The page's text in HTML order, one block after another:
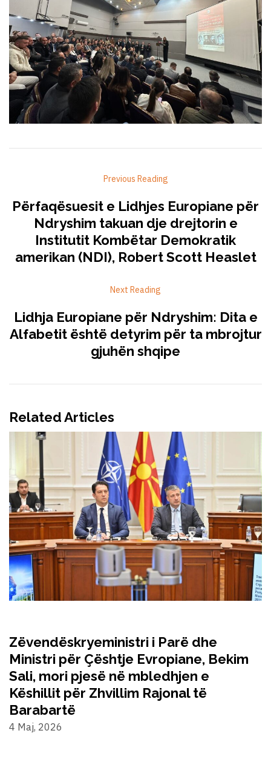
Previous Reading
Përfaqësuesit e Lidhjes Europiane për
Ndryshim takuan dje drejtorin e
Institutit Kombëtar Demokratik
amerikan (NDI), Robert Scott Heaslet
Next Reading
Lidhja Europiane për Ndryshim: Dita e
Alfabetit është detyrim për ta mbrojtur
gjuhën shqipe
Related Articles
Zëvendëskryeministri i Parë dhe
Ministri për Çështje Evropiane, Bekim
Sali, mori pjesë në mbledhjen e
Këshillit për Zhvillim Rajonal të
Barabartë
4 Maj, 2026